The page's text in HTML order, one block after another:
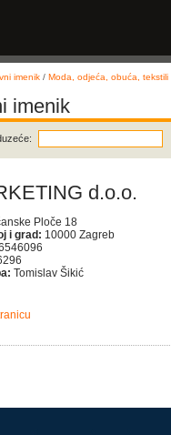
imenik / Moda, odjeća, obuća, tekstili
imenik
d.o.o.
Ploče 18
i grad: 10000 Zagreb
Tomislav Šikić